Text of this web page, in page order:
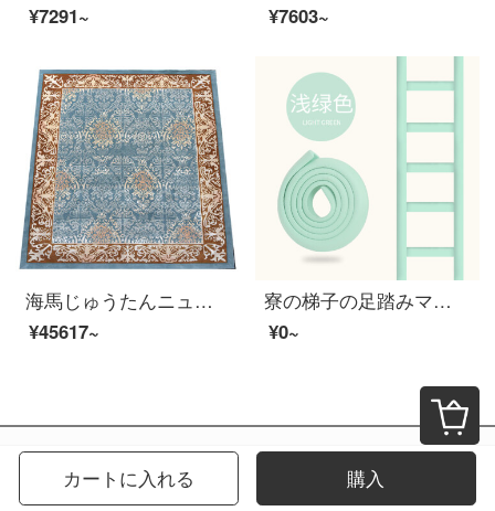
¥7291~
¥7603~
海馬じゅうたんニュージーランドウール手製絨毯ヨーロッパ式オーダーメイド絨毯客間茶卓寝室書房HM-1070カスタム前売2 M*3 M
¥45617~
寮の梯子の足踏みマット大学生の階段の足踏みマット寝室の神器の上下のベッドの足踏みマットのスポンジは梯子の滑り止めの足踏みマットを登って厚くなります-浅緑は方形の円形の2メートルに適して4メートルのゴムを送ります
¥0~
カートに入れる 購入
2026年8月